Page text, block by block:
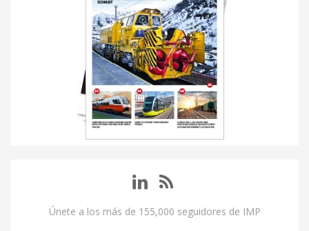
Únete a los más de 155,000 seguidores de IMP